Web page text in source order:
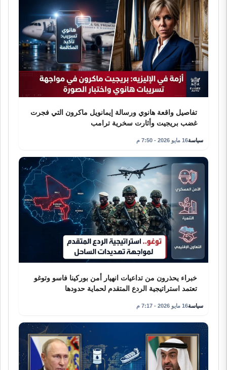
تفاصيل واقعة هانوي ورسالة إيمانويل ماكرون التي فجرت
غضب بريجيت وأثارت سخرية ترامب
سياسة16 مايو 2026 - 7:50 م
خبراء يحذرون من تداعيات انهيار أمن بوركينا فاسو وتوغو
تعتمد استراتيجية الردع المتقدم لحماية حدودها
سياسة16 مايو 2026 - 7:17 م